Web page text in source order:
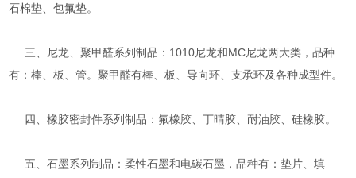
石棉垫、包氟垫。
三、尼龙、聚甲醛系列制品：1010尼龙和MC尼龙两大类，品种
有：棒、板、管。聚甲醛有棒、板、导向环、支承环及各种成型件。
四、橡胶密封件系列制品：氟橡胶、丁晴胶、耐油胶、硅橡胶。
五、石墨系列制品：柔性石墨和电碳石墨，品种有：垫片、填